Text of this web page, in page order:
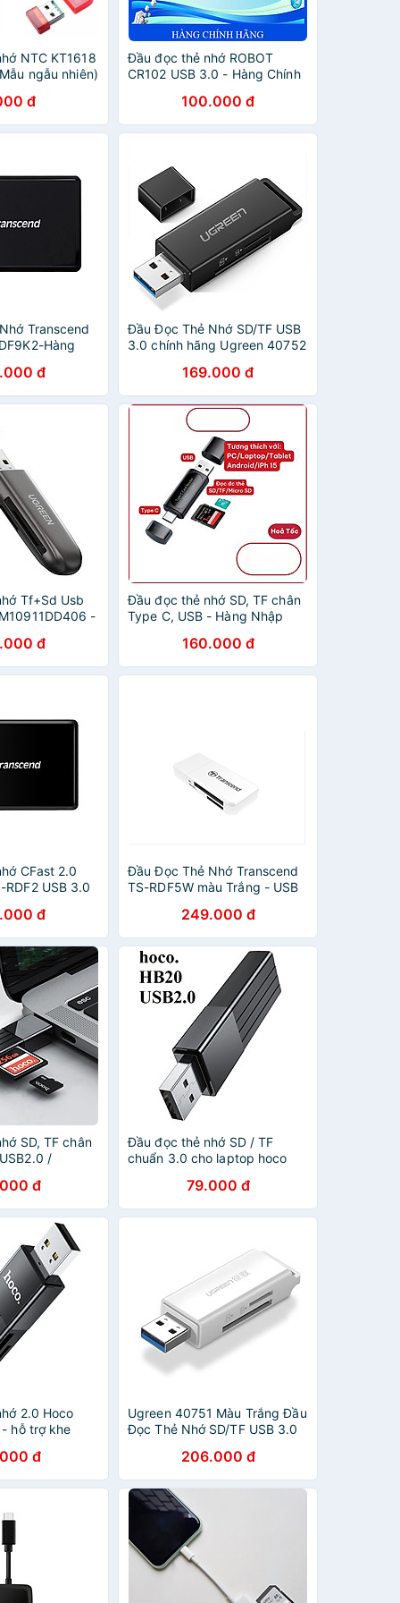
NTC KT1618
ngẫu nhiên)
đ
Đầu đọc thẻ nhớ ROBOT
CR102 USB 3.0 - Hàng Chính
100.000 đ
Transcend
Hàng
đ
Đầu Đọc Thẻ Nhớ SD/TF USB
3.0 chính hãng Ugreen 40752
169.000 đ
Tf+Sd Usb
-
đ
Đầu đọc thẻ nhớ SD, TF chân
Type C, USB - Hàng Nhập
160.000 đ
CFast 2.0
USB 3.0
đ
Đầu Đọc Thẻ Nhớ Transcend
TS-RDF5W màu Trắng - USB
249.000 đ
SD, TF chân
/
đ
Đầu đọc thẻ nhớ SD / TF
chuẩn 3.0 cho laptop hoco
79.000 đ
2.0 Hoco
hỗ trợ khe
đ
Ugreen 40751 Màu Trắng Đầu
Đọc Thẻ Nhớ SD/TF USB 3.0
206.000 đ